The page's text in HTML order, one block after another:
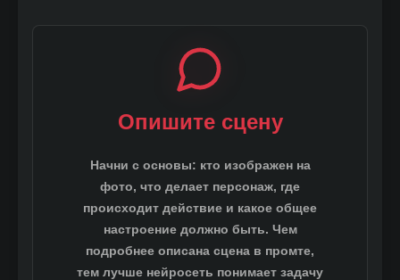
ИИ девушка Аниме
Опишите сцену
Начни с основы: кто изображен на
фото, что делает персонаж, где
происходит действие и какое общее
настроение должно быть. Чем
подробнее описана сцена в промте,
тем лучше нейросеть понимает задачу